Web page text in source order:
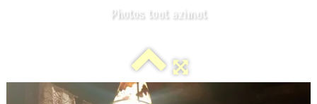
CHOEURS BATTANTS
Photos tout azimut